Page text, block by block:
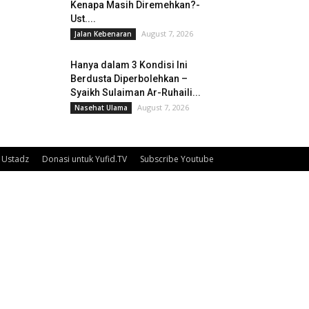
Kenapa Masih Diremehkan?-
Ust....
Jalan Kebenaran August 7, 2026
Hanya dalam 3 Kondisi Ini
Berdusta Diperbolehkan –
Syaikh Sulaiman Ar-Ruhaili...
Nasehat Ulama August 7, 2026
Ustadz Donasi untuk Yufid.TV Subscribe Youtube